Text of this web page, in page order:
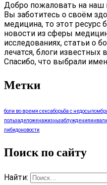
Добро пожаловать на наш
Вы заботитесь о своём
медицина, то этот ресурс
новости из сферы
исследованиях, статьи о
лечатся, блоги известных
Спасибо, что выбрали
Метки
боли во время сексаборьба с недосыпом
пользаделоженажизньзаблуждения
либидоновости
Поиск по сайту
Найти: